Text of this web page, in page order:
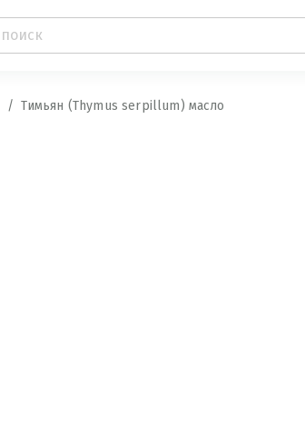
Тимьян (Thymus serpillum) масло